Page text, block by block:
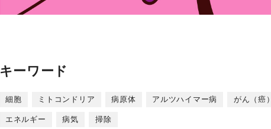
キーワード
細胞 ミトコンドリア 病原体 アルツハイマー病 がん（癌）
エネルギー 病気 掃除